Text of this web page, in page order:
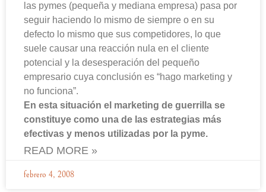
las pymes (pequeña y mediana empresa) pasa por
seguir haciendo lo mismo de siempre o en su
defecto lo mismo que sus competidores, lo que
suele causar una reacción nula en el cliente
potencial y la desesperación del pequeño
empresario cuya conclusión es “hago marketing y
no funciona”.
En esta situación el marketing de guerrilla se
constituye como una de las estrategias más
efectivas y menos utilizadas por la pyme.
READ MORE »
febrero 4, 2008